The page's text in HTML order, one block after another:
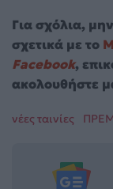
Για σχόλια,
σχετικά με το
Facebook,
ακολουθήστε
νέες ταινίες